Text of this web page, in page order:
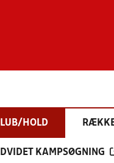
HOLD
KAMPSØGNING